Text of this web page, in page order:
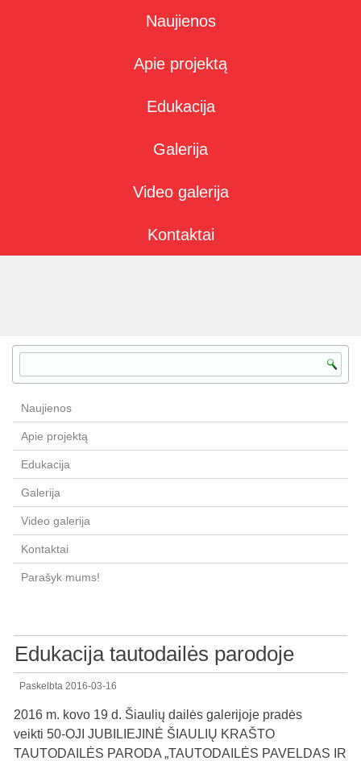
Naujienos
Apie projektą
Edukacija
Galerija
Video galerija
Kontaktai
Naujienos
Apie projektą
Edukacija
Galerija
Video galerija
Kontaktai
Parašyk mums!
Edukacija tautodailės parodoje
Paskelbta 2016-03-16
2016 m. kovo 19 d. Šiaulių dailės galerijoje pradės
veikti 50-OJI JUBILIEJINĖ ŠIAULIŲ KRAŠTO
TAUTODAILĖS PARODA „TAUTODAILĖS PAVELDAS IR